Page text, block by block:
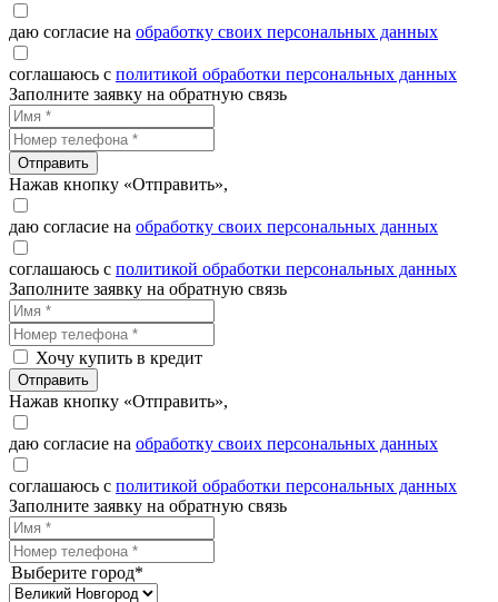
даю согласие на обработку своих персональных данных
соглашаюсь с политикой обработки персональных данных
Заполните заявку на обратную связь
Отправить
Нажав кнопку «Отправить»,
даю согласие на обработку своих персональных данных
соглашаюсь с политикой обработки персональных данных
Заполните заявку на обратную связь
Хочу купить в кредит
Отправить
Нажав кнопку «Отправить»,
даю согласие на обработку своих персональных данных
соглашаюсь с политикой обработки персональных данных
Заполните заявку на обратную связь
Выберите город*